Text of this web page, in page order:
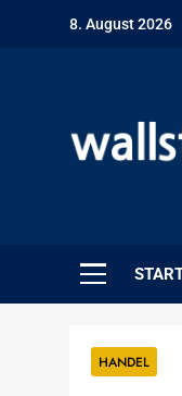
8. August 2026
HANDEL